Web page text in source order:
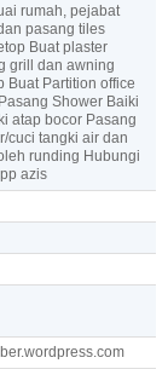
rumah, pejabat
pasang tiles
Buat plaster
grill dan awning
Buat Partition office
Shower Baiki
atap bocor Pasang
cuci tangki air dan
runding Hubungi
azis